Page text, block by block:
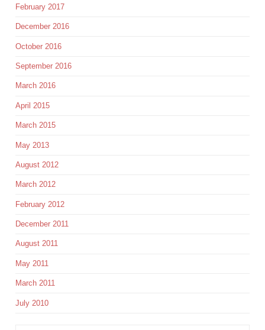
February 2017
December 2016
October 2016
September 2016
March 2016
April 2015
March 2015
May 2013
August 2012
March 2012
February 2012
December 2011
August 2011
May 2011
March 2011
July 2010